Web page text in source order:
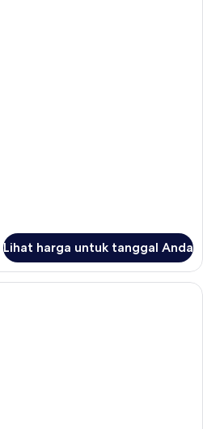
Lihat harga untuk tanggal Anda